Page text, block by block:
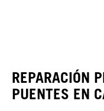
REPARACIÓN
PUENTES EN